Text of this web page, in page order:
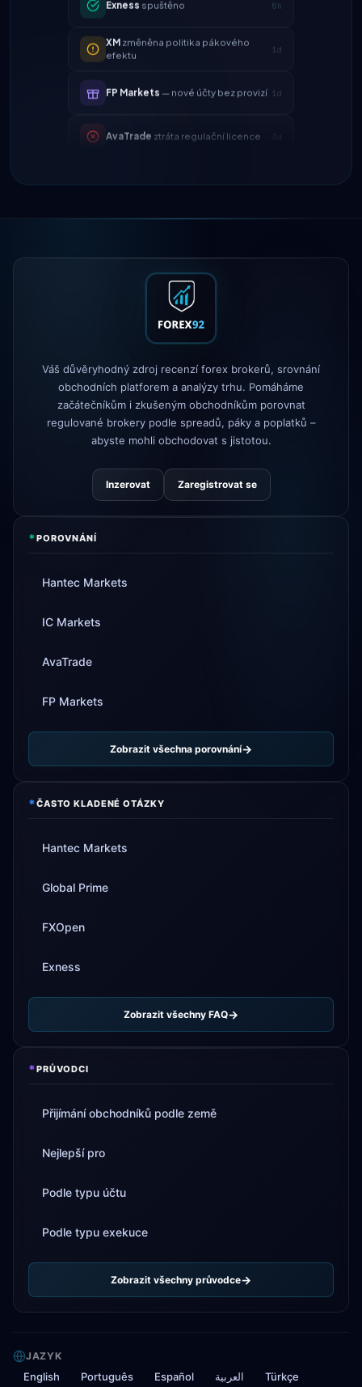
XMzměněna politika pákového
FP Markets
Tickmillrychlost výběru nyní 24
IC Marketssnížený spread
změněna politika pákového
FP Markets— nové účty bez provizí
AvaTradeztráta regulační licence 3d
Tickmillrychlost výběru nyní 24
hodin
Váš důvěryhodný zdroj recenzí forex brokerů, srovnání
obchodních platforem a analýzy trhu. Pomáháme
začátečníkům i zkušeným obchodníkům porovnat
regulované brokery podle spreadů, páky a poplatků –
abyste mohli obchodovat s jistotou.
Inzerovat Zaregistrovat se
*POROVNÁNÍ
Hantec Markets
IC Markets
AvaTrade
FP Markets
Zobrazit všechna porovnání
*ČASTO KLADENÉ OTÁZKY
Hantec Markets
Global Prime
FXOpen
Exness
Zobrazit všechny FAQ
*PRŮVODCI
Přijímání obchodníků podle země
Nejlepší pro
Podle typu účtu
Podle typu exekuce
Zobrazit všechny průvodce
JAZYK
English Português Español العربية Türkçe